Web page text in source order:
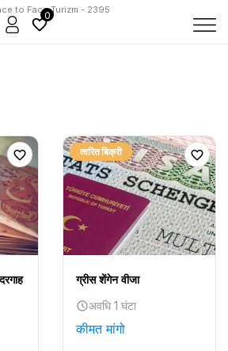
to Face Turizm - 2395
0
त्वरित बिक्री
ग्रीस शेंगेन वीजा
अवधि 1 घंटा
कीमत मांगो